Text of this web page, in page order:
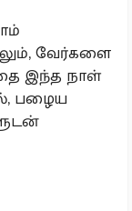
வேர்களை
இந்த நாள்
பழைய